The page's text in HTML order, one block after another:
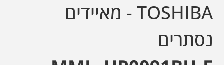
TOSHIBA - מאיידים
נסתרים